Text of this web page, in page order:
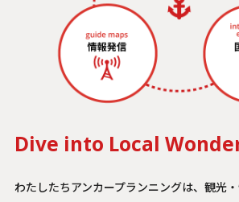
Dive into Local
わたしたちアンカープランニングは、観光